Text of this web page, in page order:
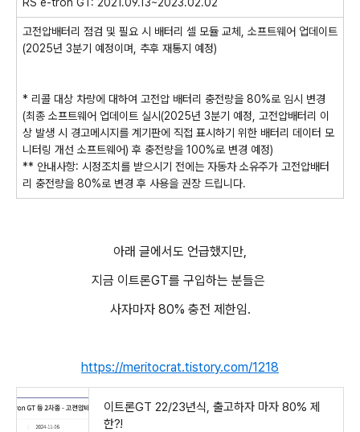
고전압배터리 점검 및 필요 시 배터리 셀 모듈 교체, 소프트웨어 업데이트
(2025년 3분기 예정이며, 추후 재통지 예정)
* 리콜 대상 차량에 대하여 고전압 배터리 충전량을 80%로 임시 변경
(최종 소프트웨어 업데이트 실시(2025년 3분기 예정, 고전압배터리 이
상 발생 시 경고메시지를 계기판에 직접 표시하기 위한 배터리 데이터 모
니터링 개선 소프트웨어) 후 충전량을 100%로 변경 예정)
** 안내사항: 시정조치를 받으시기 전에는 자동차 소유주가 고전압배터
리 충전량을 80%로 변경 후 사용을 권장 드립니다.
아래 글에서도 언급했지만,
지금 이트론GT를 구입하는 분들은
사자마자 80% 충전 제한임.
https://meritocrat.tistory.com/1218
이트론GT 22/23년식, 출고하자 마자 80% 제
한?!